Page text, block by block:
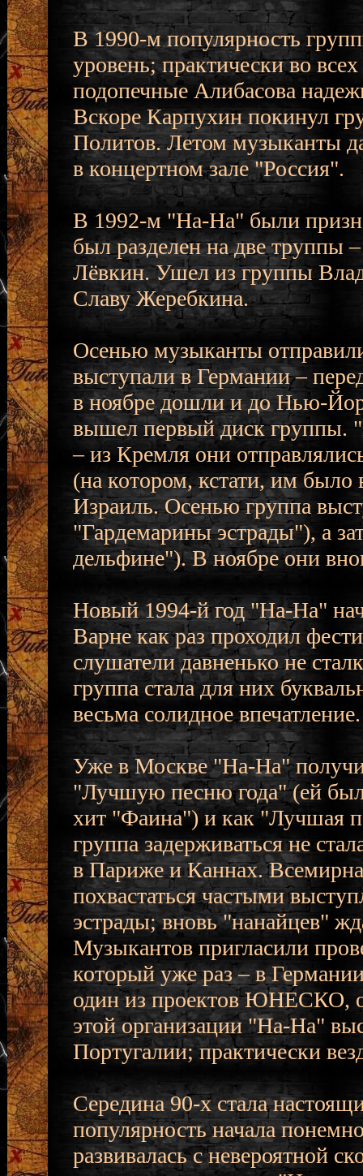
В 1990-м популярность
уровень; практически во
подопечные Алибасова
Вскоре Карпухин покинул
Политов. Летом музыканты
в концертном зале "Россия".
В 1992-м "На-На" были
был разделен на две труппы
Лёвкин. Ушел из группы
Славу Жеребкина.
Осенью музыканты
выступали в Германии –
в ноябре дошли и до Нью-
вышел первый диск группы.
– из Кремля они
(на котором, кстати, им было
Израиль. Осенью группа
"Гардемарины эстрады"), а
дельфине"). В ноябре они
Новый 1994-й год "На-На"
Варне как раз проходил
слушатели давненько не
группа стала для них
весьма солидное впечатление.
Уже в Москве "На-На"
"Лучшую песню года" (ей был
хит "Фаина") и как "Лучшая
группа задерживаться не
в Париже и Каннах.
похвастаться частыми
эстрады; вновь "нанайцев"
Музыкантов пригласили
который уже раз – в
один из проектов ЮНЕСКО,
этой организации "На-На"
Португалии; практически
Середина 90-х стала
популярность начала
развивалась с невероятной